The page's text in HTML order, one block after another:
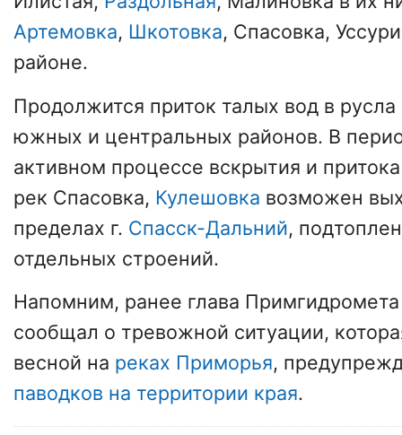
Артемовка, Шкотовка, Спасовка,
районе.
Продолжится приток талых вод в
южных и центральных районов. В
активном процессе вскрытия и
рек Спасовка, Кулешовка возможен
пределах г. Спасск-Дальний,
отдельных строений.
Напомним, ранее глава
сообщал о тревожной ситуации,
весной на реках Приморья,
паводков на территории края.